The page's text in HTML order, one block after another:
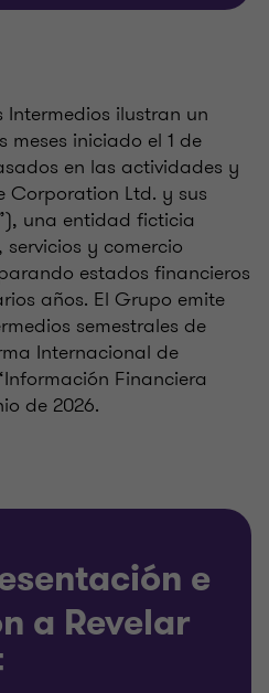
Intermedios ilustran un
meses iniciado el 1 de
en las actividades y
Corporation Ltd. y sus
una entidad ficticia
y comercio
estados financieros
años. El Grupo emite
semestrales de
Internacional de
Financiera
de 2026.
e
a Revelar